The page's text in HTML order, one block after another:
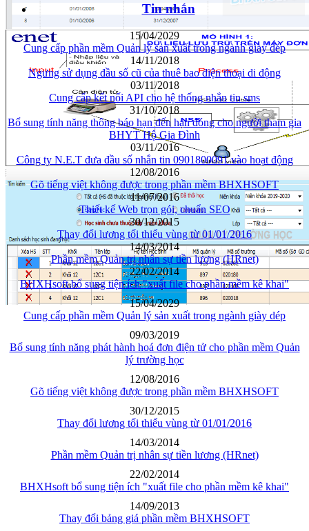
Tin nhắn
15/04/2029
Cung cấp phần mềm Quản lý sản xuất trong ngành giày dép
14/11/2018
Ngưng sử dụng đầu số cũ của thuê bao điện thoại di động
03/11/2018
Cung cấp kết nối API cho hệ thống nhắn tin sms
31/10/2018
Bổ sung tính năng thông báo hạn đến hạn đóng cho người tham gia
BHYT Hộ Gia Đình
03/11/2016
Công ty N.E.T đưa đầu số nhắn tin 0901800091 vào hoạt động
12/08/2016
Gõ tiếng việt không được trong phần mềm BHXHSOFT
11/07/2016
Thiết kế Web trọn gói, chuẩn SEO
30/12/2015
Thay đổi lương tối thiểu vùng từ 01/01/2016
14/03/2014
Phần mềm Quản trị nhân sự tiền lương (HRnet)
22/02/2014
BHXHsoft bổ sung tiện ích "xuất file cho phần mềm kê khai"
15/04/2029
Cung cấp phần mềm Quản lý sản xuất trong ngành giày dép
09/03/2019
Bổ sung tính năng phát hành hoá đơn điện tử cho phần mềm Quản
lý trường học
12/08/2016
Gõ tiếng việt không được trong phần mềm BHXHSOFT
30/12/2015
Thay đổi lương tối thiểu vùng từ 01/01/2016
14/03/2014
Phần mềm Quản trị nhân sự tiền lương (HRnet)
22/02/2014
BHXHsoft bổ sung tiện ích "xuất file cho phần mềm kê khai"
14/09/2013
Thay đổi bảng giá phần mềm BHXHSOFT